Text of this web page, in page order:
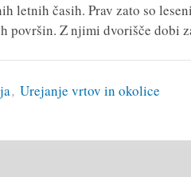
letnih časih. Prav zato so
površin. Z njimi dvorišče dobi
, Urejanje vrtov in okolice